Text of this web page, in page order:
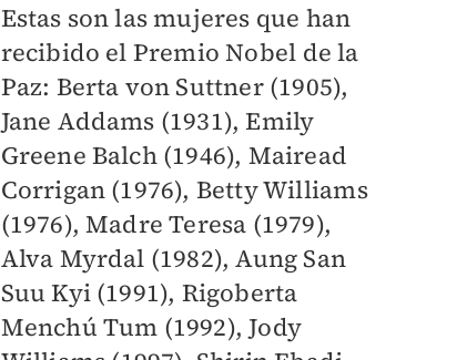
Estas son las mujeres que han
recibido el Premio Nobel de la
Paz: Berta von Suttner (1905),
Jane Addams (1931), Emily
Greene Balch (1946), Mairead
Corrigan (1976), Betty Williams
(1976), Madre Teresa (1979),
Alva Myrdal (1982), Aung San
Suu Kyi (1991), Rigoberta
Menchú Tum (1992), Jody